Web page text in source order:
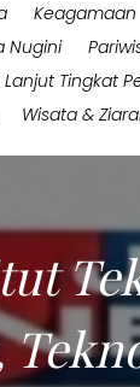
Keagamaan
Nugini
Lanjut Tingkat
Wisata &